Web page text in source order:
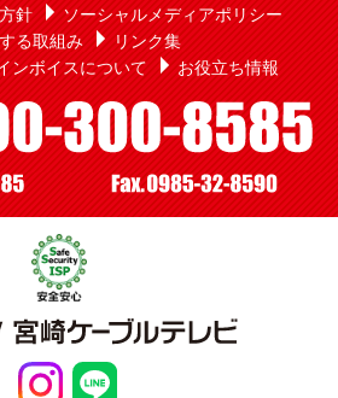
針
ソーシャルメディアポリシー
る取組み
リンク集
ンボイスについて お役立ち情報